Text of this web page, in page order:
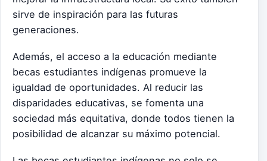
sirve de inspiración para las futuras
generaciones.
Además, el acceso a la educación mediante
becas estudiantes indígenas promueve la
igualdad de oportunidades. Al reducir las
disparidades educativas, se fomenta una
sociedad más equitativa, donde todos tienen la
posibilidad de alcanzar su máximo potencial.